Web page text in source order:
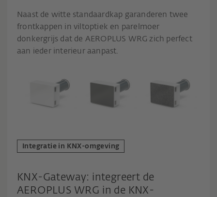
Naast de witte standaardkap garanderen twee
frontkappen in viltoptiek en parelmoer
donkergrijs dat de AEROPLUS WRG zich perfect
aan ieder interieur aanpast.
Integratie in KNX-omgeving
KNX-Gateway: integreert de
AEROPLUS WRG in de KNX-